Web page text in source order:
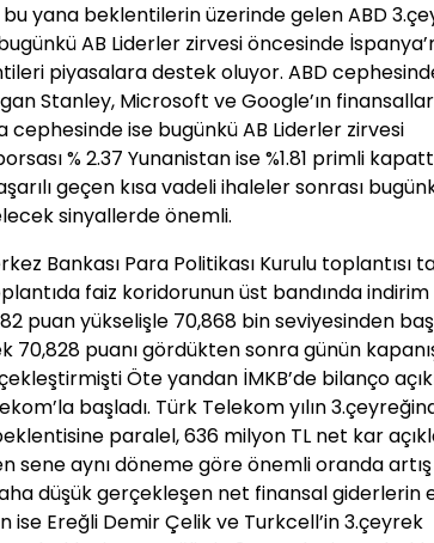
yana beklentilerin üzerinde gelen ABD
AB Liderler zirvesi öncesinde
piyasalara destek oluyor. ABD
Stanley, Microsoft ve Google’ın
ise bugünkü AB Liderler zirvesi
% 2.37 Yunanistan ise %1.81 primli
geçen kısa vadeli ihaleler sonrası
sinyallerde önemli.
Bankası Para Politikası Kurulu toplantısı
faiz koridorunun üst bandında indirim
puan yükselişle 70,868 bin seviyesinden
70,828 puanı gördükten sonra günün
Öte yandan İMKB’de bilanço
başladı. Türk Telekom yılın
paralel, 636 milyon TL net kar
sene aynı döneme göre önemli oranda artış
düşük gerçekleşen net finansal giderlerin
ise Ereğli Demir Çelik ve Turkcell’in 3.çeyrek